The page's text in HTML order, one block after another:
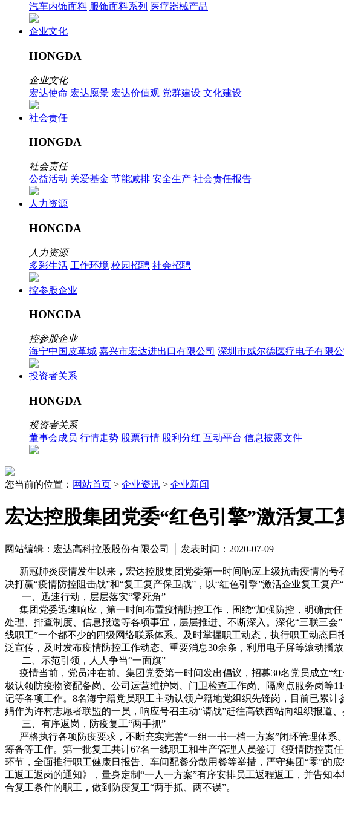
汽车内饰面料 服饰面料系列 医疗器械产品
企业文化
HONGDA
企业文化
宏达使命 宏达愿景 宏达价值观 党群建设 文化建设
社会责任
HONGDA
社会责任
公益活动 关爱基金 节能减排 安全生产 社会责任报告
人力资源
HONGDA
人力资源
多彩生活 工作环境 校园招聘 社会招聘
控参股企业
HONGDA
控参股企业
海宁中国皮革城 嘉兴市宏达进出口有限公司 深圳市威尔德医疗电子有限公
投资者关系
HONGDA
投资者关系
董事会成员 行情走势 股票行情 股利分红 互动平台 信息披露文件
您当前的位置： 网站首页 > 企业资讯 > 企业新闻
宏达控股集团党委“红色引擎”激活复工
网站编辑：宏达高科控股股份有限公司 │ 发表时间：2020-07-09
新冠肺炎疫情发生以来，宏达控股集团党委第一时间响应上级抗击疫情的号
决打赢“疫情防控阻击战”和“复工复产保卫战”，以“红色引擎”激活企业复工复
一、迅速行动，层层落实“零死角”
集团党委迅速响应，第一时间布置疫情防控工作，围绕“加强防控，明确责
处理、排查制度、信息报送等各项事宜，层层推进、不断深入。深化“三联三
线职工”一个都不少的四级网络联系体系。及时掌握职工动态，执行职工动态
泛宣传，及时发布疫情防控工作动态、重要消息30余条，利用电子屏等滚动播
二、示范引领，人人争当“一面旗”
疫情当前，党员冲在前。集团党委第一时间发出倡议，招募30名党员成立“
极认领防疫物资配备岗、公司运营维护岗、门卫检查工作岗、隔离点服务岗等
记等各项工作。8名海宁籍党员职工主动认领户籍地党组织先锋岗，目前已累
娟作为许村志愿者联盟的一员，响应号召主动“请战”赶往高铁西站向组织报道、
三、有序返岗，防疫复工“两手抓”
严格执行各项防疫要求，不断充实完善“一组一书一档一方案”闭环管理体系
筹备等工作。第一批复工共计67名一线职工和生产管理人员签订《疫情防控责
环节，全面推行职工健康日报告、车间配餐分散用餐等举措，严守集团“零”的
工返工返岗的通知》，量身定制“一人一方案”有序安排员工返程返工，并告知
合复工条件的职工，做到防疫复工“两手抓、两不误”。